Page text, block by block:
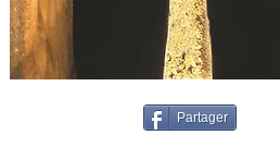
Partager